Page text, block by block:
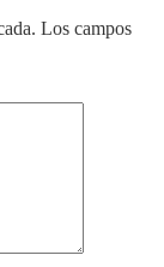
Los campos